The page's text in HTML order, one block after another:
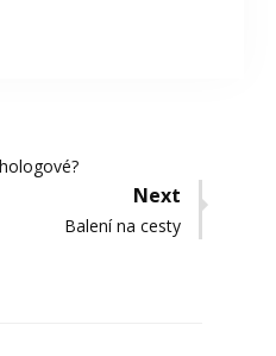
Next
Next
Balení na cesty